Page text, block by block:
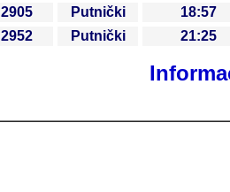
2905
Putnički
18:57
2952
Putnički 21:25